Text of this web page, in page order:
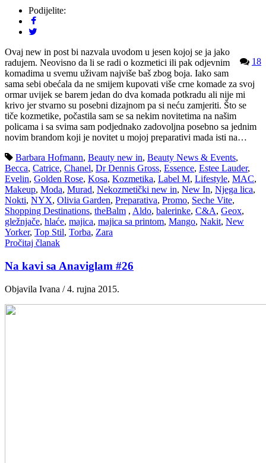
Podijelite:
18
Ovaj new in post bi nazvala uvodom u jesen kojoj se ja jako
radujem. Neovisno da li se radi o kozmetici ili pak odjevnim
komadima u svemu uživam najviše baš zbog boja. Iako sam
sama sebi obećala da ne smijem kupovati više crne komade za svoj
ormar uvijek se barem jedan do dva komada potkradu ali nije mi
krivo jer stvarno su posebni dizajnom pa si neću zamjeriti. Što se
tiče kozmetike, počastila sam se sa nekim novitetima na našim
policama i sa svima sam podjednako zadovoljna posebno sa jednim
novim brandom koji je novitet u mojoj preparativi mada isti na…
Barbara Hofmann, Beauty new in, Beauty News & Events,
Becca, Catrice, Chanel, Dr Dennis Gross, Essence, Estee Lauder,
Evelin, Golden Rose, Kosa, Kozmetika, Label M, Lifestyle, MAC,
Makeup, Moda, Murad, Nekozmetički new in, New In, Njega lica,
Nokti, NYX, Olivia Garden, Preparativa, Promo, Seche Vite,
Shopping Destinations, theBalm , Aldo, balerinke, C&A, Geox,
gležnjače, hlaće, majica, majica sa printom, Mango, Nakit, New
Yorker, Top Stil, Torba, Zara
Pročitaj članak
Na kavi sa Anaviglam #26
Objavila Ivana / 4. rujna 2015.